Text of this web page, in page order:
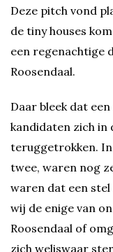
Deze pitch vond
de tiny houses
een regenachtige
Roosendaal.
Daar bleek dat
kandidaten zich in
teruggetrokken.
twee, waren nog
waren dat een stel
wij de enige van
Roosendaal of
zich weliswaar